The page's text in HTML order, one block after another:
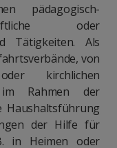
pädagogisch-
oder
Tätigkeiten. Als
von
kirchlichen
Rahmen der
Haushaltsführung
der Hilfe für
in Heimen oder